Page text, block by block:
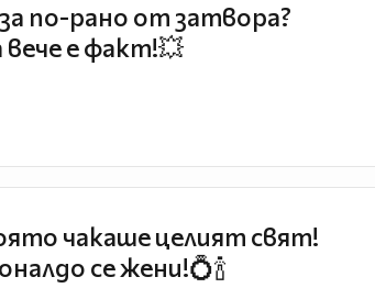
по-рано от затвора?
е факт!💥
чакаше целият свят!
се жени!💍🍾